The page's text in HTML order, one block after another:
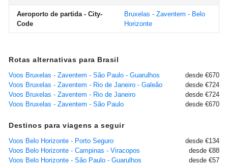
Aeroporto de partida - City-
Code
Bruxelas - Zaventem - Belo
Horizonte
Rotas alternativas para Brasil
Voos Bruxelas - Zaventem - São Paulo - Guarulhos
desde €670
Voos Bruxelas - Zaventem - Rio de Janeiro - Galeão
desde €724
Voos Bruxelas - Zaventem - Rio de Janeiro
desde €724
Voos Bruxelas - Zaventem - São Paulo
desde €670
Destinos para viagens a seguir
Voos Belo Horizonte - Porto Seguro
desde €134
Voos Belo Horizonte - Campinas - Viracopos
desde €88
Voos Belo Horizonte - São Paulo - Guarulhos
desde €57